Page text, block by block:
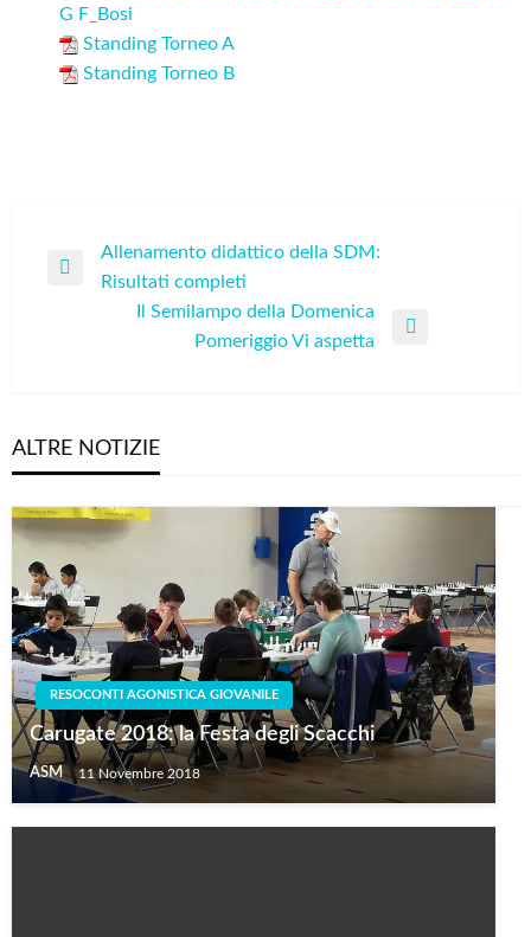
G F_Bosi
Standing Torneo A
Standing Torneo B
Navigazione
articoli
Previous
Allenamento didattico della SDM:
Risultati completi
Il Semilampo della Domenica
Pomeriggio Vi aspetta
ALTRE NOTIZIE
RESOCONTI AGONISTICA GIOVANILE
Carugate 2018: la Festa degli Scacchi
ASM 11 Novembre 2018